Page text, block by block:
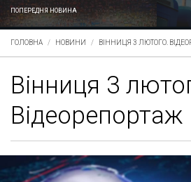
ПОПЕРЕДНЯ НОВИНА
ГОЛОВНА НОВИНИ ВІННИЦЯ 3 ЛЮТОГО.
Вінниця 3
Відеорепортаж